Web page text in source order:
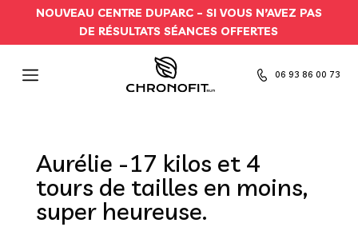
NOUVEAU CENTRE DUPARC – SI VOUS N’AVEZ PAS
DE RÉSULTATS SÉANCES OFFERTES
06 93 86 00 73
Aurélie -17 kilos et 4
tours de tailles en moins,
super heureuse.